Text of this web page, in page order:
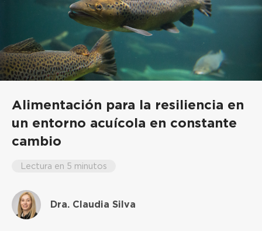
Alimentación para la resiliencia en
un entorno acuícola en constante
cambio
Lectura en 5 minutos
Dra. Claudia Silva